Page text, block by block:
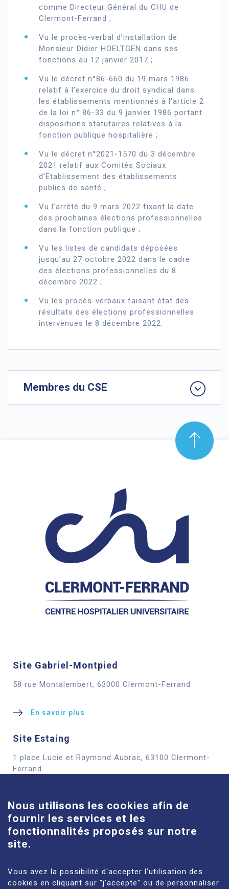
comme Directeur Général du CHU de
Clermont-Ferrand ;
Vu le procès-verbal d’installation de
Monsieur Didier HOELTGEN dans ses
fonctions au 12 janvier 2017 ;
Vu le décret n°86-660 du 19 mars 1986
relatif à l'exercice du droit syndical dans
les établissements mentionnés à l'article 2
de la loi n° 86-33 du 9 janvier 1986 portant
dispositions statutaires relatives à la
fonction publique hospitalière ;
Vu le décret n°2021-1570 du 3 décembre
2021 relatif aux Comités Sociaux
d’Etablissement des établissements
publics de santé ;
Vu l’arrêté du 9 mars 2022 fixant la date
des prochaines élections professionnelles
dans la fonction publique ;
Vu les listes de candidats déposées
jusqu’au 27 octobre 2022 dans le cadre
des élections professionnelles du 8
décembre 2022 ;
Vu les procès-verbaux faisant état des
résultats des élections professionnelles
intervenues le 8 décembre 2022.
Membres du CSE
Site Gabriel-Montpied
58 rue Montalembert, 63000 Clermont-Ferrand
En savoir plus
Site Estaing
1 place Lucie et Raymond Aubrac, 63100 Clermont-
Ferrand
Site Louise-Michel
61 route de Châteaugay, 63118 Cébazat
En savoir plus
Nous utilisons les cookies afin de
fournir les services et les
fonctionnalités proposés sur notre
site.
Vous avez la possibilité d'accepter l'utilisation des
cookies en cliquant sur "j'accepte" ou de personnaliser